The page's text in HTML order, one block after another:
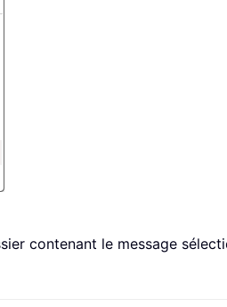
contenant le message